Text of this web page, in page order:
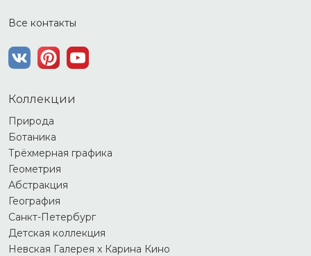
Все контакты
Коллекции
Природа
Ботаника
Трёхмерная графика
Геометрия
Абстракция
География
Санкт-Петербург
Детская коллекция
Невская Галерея х Карина Кино